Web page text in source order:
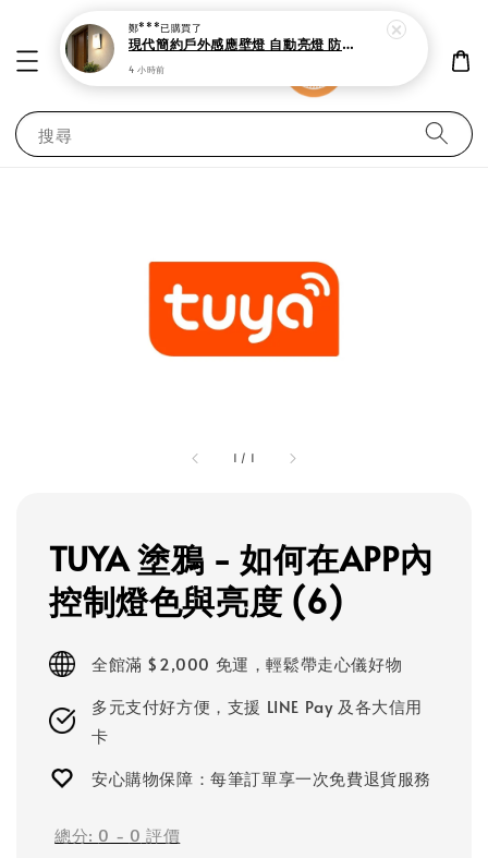
搜尋
1 / 1
TUYA 塗鴉 - 如何在APP內
控制燈色與亮度 (6)
全館滿 $2,000 免運，輕鬆帶走心儀好物
多元支付好方便，支援 LINE Pay 及各大信用
卡
安心購物保障：每筆訂單享一次免費退貨服務
總分: 0 - 0 評價
鄭***已購買了
現代簡約戶外感應壁燈 自動亮燈 防潑水設計
4 小時前